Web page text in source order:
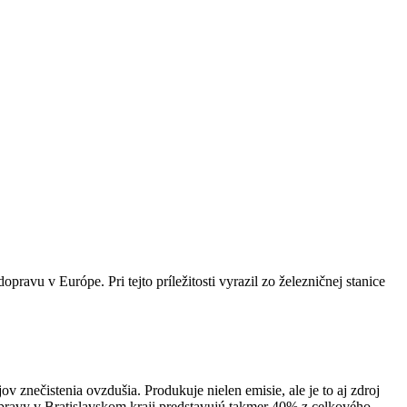
v Európe. Pri tejto príležitosti vyrazil zo železničnej stanice
znečistenia ovzdušia. Produkuje nielen emisie, ale je to aj zdroj